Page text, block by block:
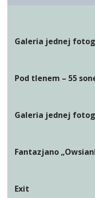
Galeria jednej
Pod tlenem – 55
Galeria jednej
Fantazjano
Exit